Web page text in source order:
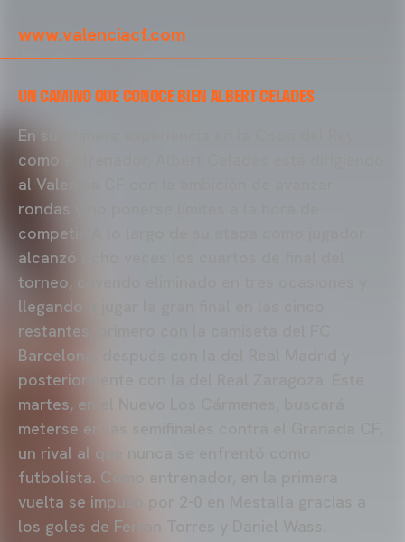
www.valenciacf.com
UN CAMINO QUE CONOCE BIEN ALBERT CELADES
En su primera experiencia en la Copa del Rey
como entrenador, Albert Celades está dirigiendo
al Valencia CF con la ambición de avanzar
rondas y no ponerse límites a la hora de
competir. A lo largo de su etapa como jugador
alcanzó ocho veces los cuartos de final del
torneo, cayendo eliminado en tres ocasiones y
llegando a jugar la gran final en las cinco
restantes, primero con la camiseta del FC
Barcelona, después con la del Real Madrid y
posteriormente con la del Real Zaragoza. Este
martes, en el Nuevo Los Cármenes, buscará
meterse en las semifinales contra el Granada CF,
un rival al que nunca se enfrentó como
futbolista. Como entrenador, en la primera
vuelta se impuso por 2-0 en Mestalla gracias a
los goles de Ferran Torres y Daniel Wass.